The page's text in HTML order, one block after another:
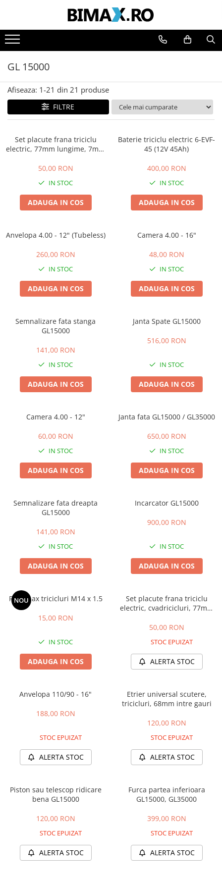
Toate Produsele
Triciclete Electrice
⬇ TIPURI
➔ Cu 1 Loc
➔ Cu 2 Locuri
➔ Acoperita
➔ Adulti - Fara permis
➔ Adulti - cu Cabina
➔ Cu Cabina
➔ Cu Cabina fara Permis
➔ Cu Cabina Inchisa
➔ Cu Remorca
➔ Cu Volan
➔ Volta
PIESE DE SCHIMB
Baterii
Camere
Controllere
Incarcatoare
Huse
Toate accesoriile la Triciclete
Masina Electrica RDB
Masina Electrica Arora
Masina Electrica 25 km/h
Masina Electrica 2 Locuri fara
Permis
Scutere Electrice
Cu 2 Roti
Cu 3 Roti
Cu Pedale
Fara Permis
45 km/h
➔ Geeli
➔ Z-Tech
PIESE DE SCHIMB
Acceleratii
Baterii
Baterii 48V
GL 15000
Afiseaza: 1-21 din 21 produse
FILTRE
Set placute frana triciclu
electric, 77mm lungime, 7mm
50,00 RON
IN STOC
ADAUGA IN COS
Baterie triciclu electric 6-EVF-
45 (12V 45Ah)
400,00 RON
IN STOC
ADAUGA IN COS
Anvelopa 4.00 - 12" (Tubeless)
260,00 RON
IN STOC
ADAUGA IN COS
Camera 4.00 - 16"
48,00 RON
IN STOC
ADAUGA IN COS
Semnalizare fata stanga
GL15000
141,00 RON
IN STOC
ADAUGA IN COS
Janta Spate GL15000
516,00 RON
IN STOC
ADAUGA IN COS
Camera 4.00 - 12"
60,00 RON
IN STOC
ADAUGA IN COS
Janta fata GL15000 / GL35000
650,00 RON
IN STOC
ADAUGA IN COS
Semnalizare fata dreapta
GL15000
141,00 RON
IN STOC
ADAUGA IN COS
Incarcator GL15000
900,00 RON
IN STOC
ADAUGA IN COS
NOU
Piulita ax tricicluri M14 x 1.5
15,00 RON
IN STOC
ADAUGA IN COS
Set placute frana triciclu
electric, cvadricicluri, 77mm
50,00 RON
STOC EPUIZAT
ALERTA STOC
Anvelopa 110/90 - 16"
188,00 RON
STOC EPUIZAT
ALERTA STOC
Etrier universal scutere,
tricicluri, 68mm intre gauri
120,00 RON
STOC EPUIZAT
ALERTA STOC
Piston sau telescop ridicare
bena GL15000
120,00 RON
STOC EPUIZAT
ALERTA STOC
Furca partea inferioara
GL15000, GL35000
399,00 RON
STOC EPUIZAT
ALERTA STOC